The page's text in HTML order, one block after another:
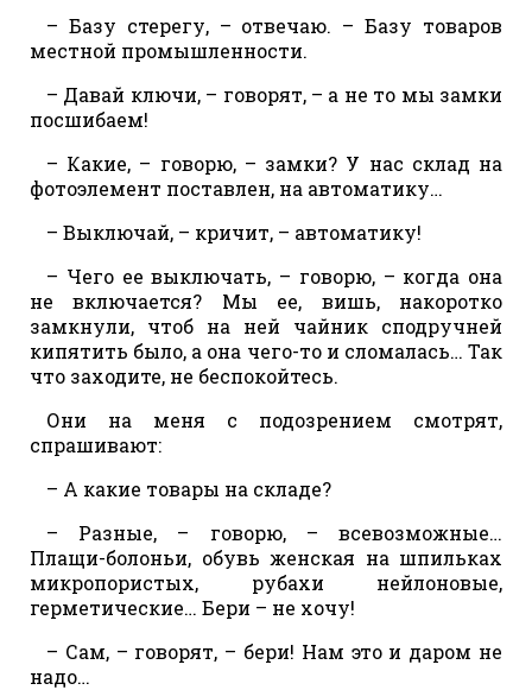
– Базу стерегу, – отвечаю. – Базу товаров
местной промышленности.
– Давай ключи, – говорят, – а не то мы замки
посшибаем!
– Какие, – говорю, – замки? У нас склад на
фотоэлемент поставлен, на автоматику…
– Выключай, – кричит, – автоматику!
– Чего ее выключать, – говорю, – когда она
не включается? Мы ее, вишь, накоротко
замкнули, чтоб на ней чайник сподручней
кипятить было, а она чего-то и сломалась… Так
что заходите, не беспокойтесь.
Они на меня с подозрением смотрят,
спрашивают:
– А какие товары на складе?
– Разные, – говорю, – всевозможные…
Плащи-болоньи, обувь женская на шпильках
микропористых, рубахи нейлоновые,
герметические… Бери – не хочу!
– Сам, – говорят, – бери! Нам это и даром не
надо…